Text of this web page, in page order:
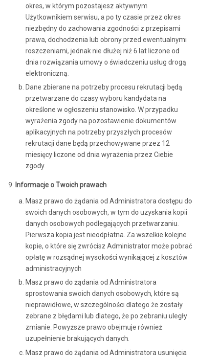
okres, w którym pozostajesz aktywnym
Użytkownikiem serwisu, a po ty czasie przez okres
niezbędny do zachowania zgodności z przepisami
prawa, dochodzenia lub obrony przed ewentualnymi
roszczeniami, jednak nie dłużej niż 6 lat liczone od
dnia rozwiązania umowy o świadczeniu usług drogą
elektroniczną.
Dane zbierane na potrzeby procesu rekrutacji będą
przetwarzane do czasy wyboru kandydata na
określone w ogłoszeniu stanowisko. W przypadku
wyrażenia zgody na pozostawienie dokumentów
aplikacyjnych na potrzeby przyszłych procesów
rekrutacji dane będą przechowywane przez 12
miesięcy liczone od dnia wyrażenia przez Ciebie
zgody.
Informacje o Twoich prawach
Masz prawo do żądania od Administratora dostępu do
swoich danych osobowych, w tym do uzyskania kopii
danych osobowych podlegających przetwarzaniu.
Pierwsza kopia jest nieodpłatna. Za wszelkie kolejne
kopie, o które się zwrócisz Administrator może pobrać
opłatę w rozsądnej wysokości wynikającej z kosztów
administracyjnych
Masz prawo do żądania od Administratora
sprostowania swoich danych osobowych, które są
nieprawidłowe, w szczególności dlatego że zostały
zebrane z błędami lub dlatego, że po zebraniu uległy
zmianie. Powyższe prawo obejmuje również
uzupełnienie brakujących danych.
Masz prawo do żądania od Administratora usunięcia